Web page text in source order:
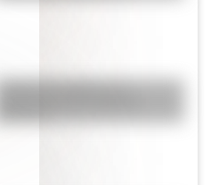
¿Cuál es el origen y el
gaucho?